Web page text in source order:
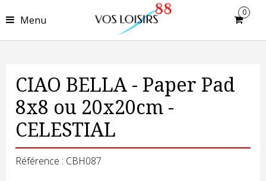
Menu
0
CIAO BELLA - Paper Pad
8x8 ou 20x20cm -
CELESTIAL
Référence : CBH087